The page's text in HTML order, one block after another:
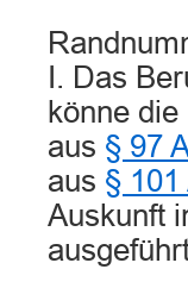
I. Das
könne
aus § 97
aus §
Auskunft